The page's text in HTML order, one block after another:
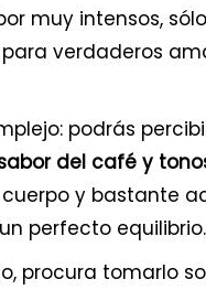
muy intensos, sólo
verdaderos
podrás
del café y
y bastante
perfecto equilibrio.
procura tomarlo